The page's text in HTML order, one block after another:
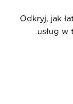
Odkryj, jak
usług w